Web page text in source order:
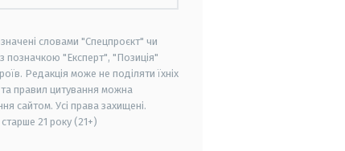
словами "Спецпроєкт" чи
позначкою "Експерт", "Позиція"
Редакція може не поділяти їхніх
правил цитування можна
сайтом. Усі права захищені.
старше 21 року (21+)